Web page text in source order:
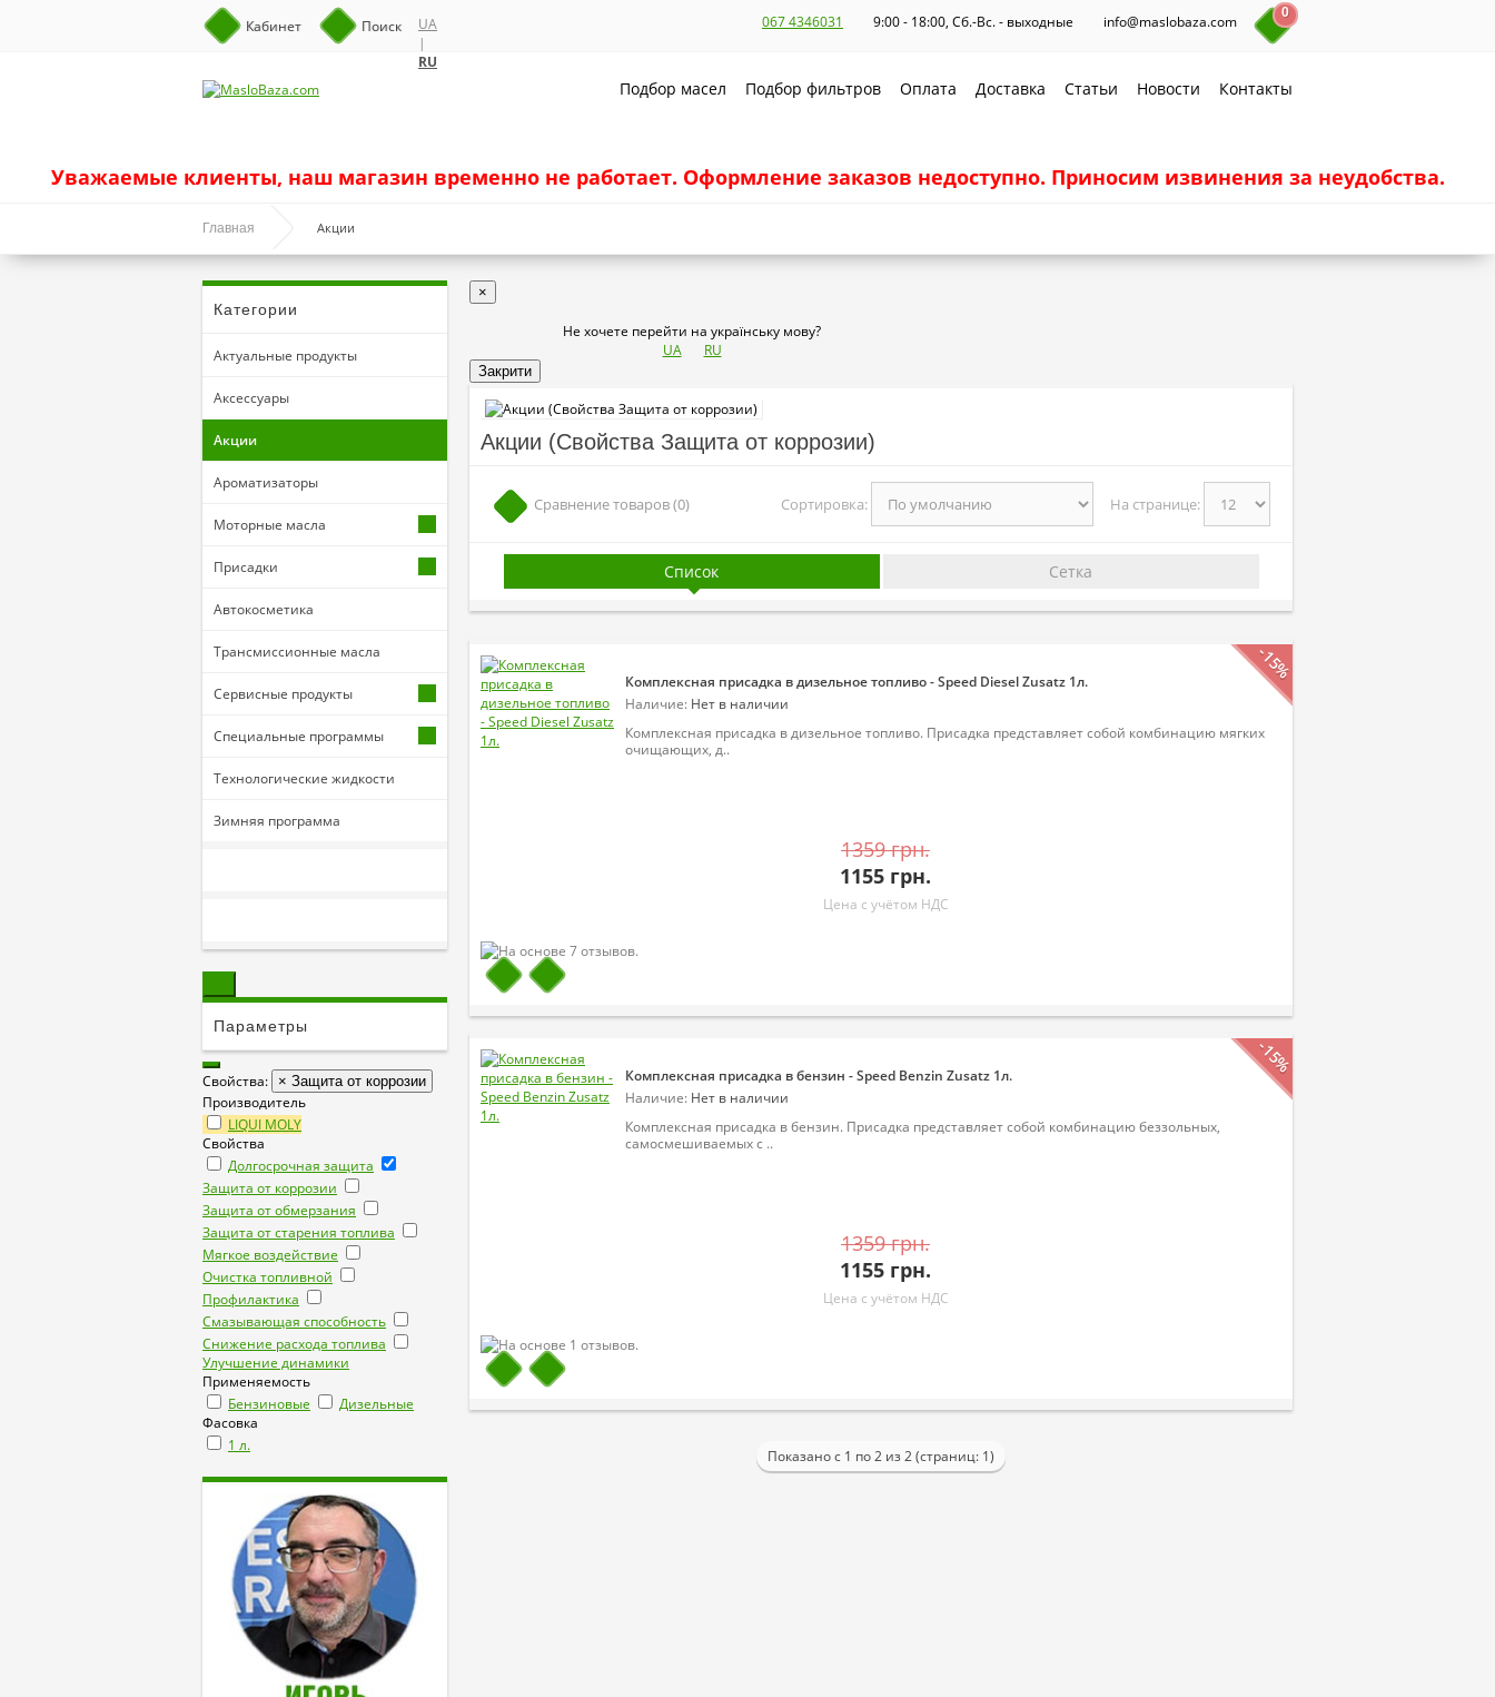
Кабинет Поиск
UA
|
RU
067 4346031 9:00 - 18:00, Сб.-Вс. - выходные info@maslobaza.com 0
Подбор масел Подбор фильтров Оплата Доставка Статьи Новости Контакты
Уважаемые клиенты, наш магазин временно не работает. Оформление заказов недоступно. Приносим извинения за неудобства.
Главная Акции
Категории
Актуальные продукты
Аксессуары
Акции
Ароматизаторы
Моторные масла
Присадки
Автокосметика
Трансмиссионные масла
Сервисные продукты
Специальные программы
Технологические жидкости
Зимняя программа
Параметры
Свойства: × Защита от коррозии
Производитель
LIQUI MOLY
Свойства
Долгосрочная защита
Защита от коррозии
Защита от обмерзания
Защита от старения топлива
Мягкое воздействие
Очистка топливной
Профилактика
Смазывающая способность
Снижение расхода топлива
Улучшение динамики
Применяемость
Бензиновые
Дизельные
Фасовка
1 л.
×
Не хочете перейти на українську мову?
UA
RU
Закрити
Акции (Свойства Защита от коррозии)
Сравнение товаров (0) На странице:
Сортировка:
Список Сетка
-15%
Комплексная присадка в дизельное топливо - Speed Diesel Zusatz 1л.
Наличие: Нет в наличии
Комплексная присадка в дизельное топливо. Присадка представляет собой комбинацию мягких
очищающих, д..
1359 грн.
1155 грн.
Цена с учётом НДС
-15%
Комплексная присадка в бензин - Speed Benzin Zusatz 1л.
Наличие: Нет в наличии
Комплексная присадка в бензин. Присадка представляет собой комбинацию беззольных,
самосмешиваемых с ..
1359 грн.
1155 грн.
Цена с учётом НДС
Показано с 1 по 2 из 2 (страниц: 1)